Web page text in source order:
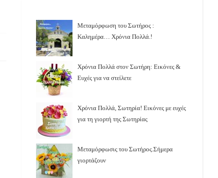
Μεταμόρφωση του Σωτήρος :
Καλημέρα… Χρόνια Πολλά.!
Χρόνια Πολλά στον Σωτήρη: Εικόνες &
Ευχές για να στείλετε
Χρόνια Πολλά, Σωτηρία! Εικόνες με ευχές
για τη γιορτή της Σωτηρίας
Μεταμόρφωσις του Σωτήρος.Σήμερα
γιορτάζουν